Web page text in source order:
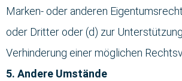
Marken- oder anderen
oder Dritter oder (d) zur
Verhinderung einer möglichen
5. Andere Umstände